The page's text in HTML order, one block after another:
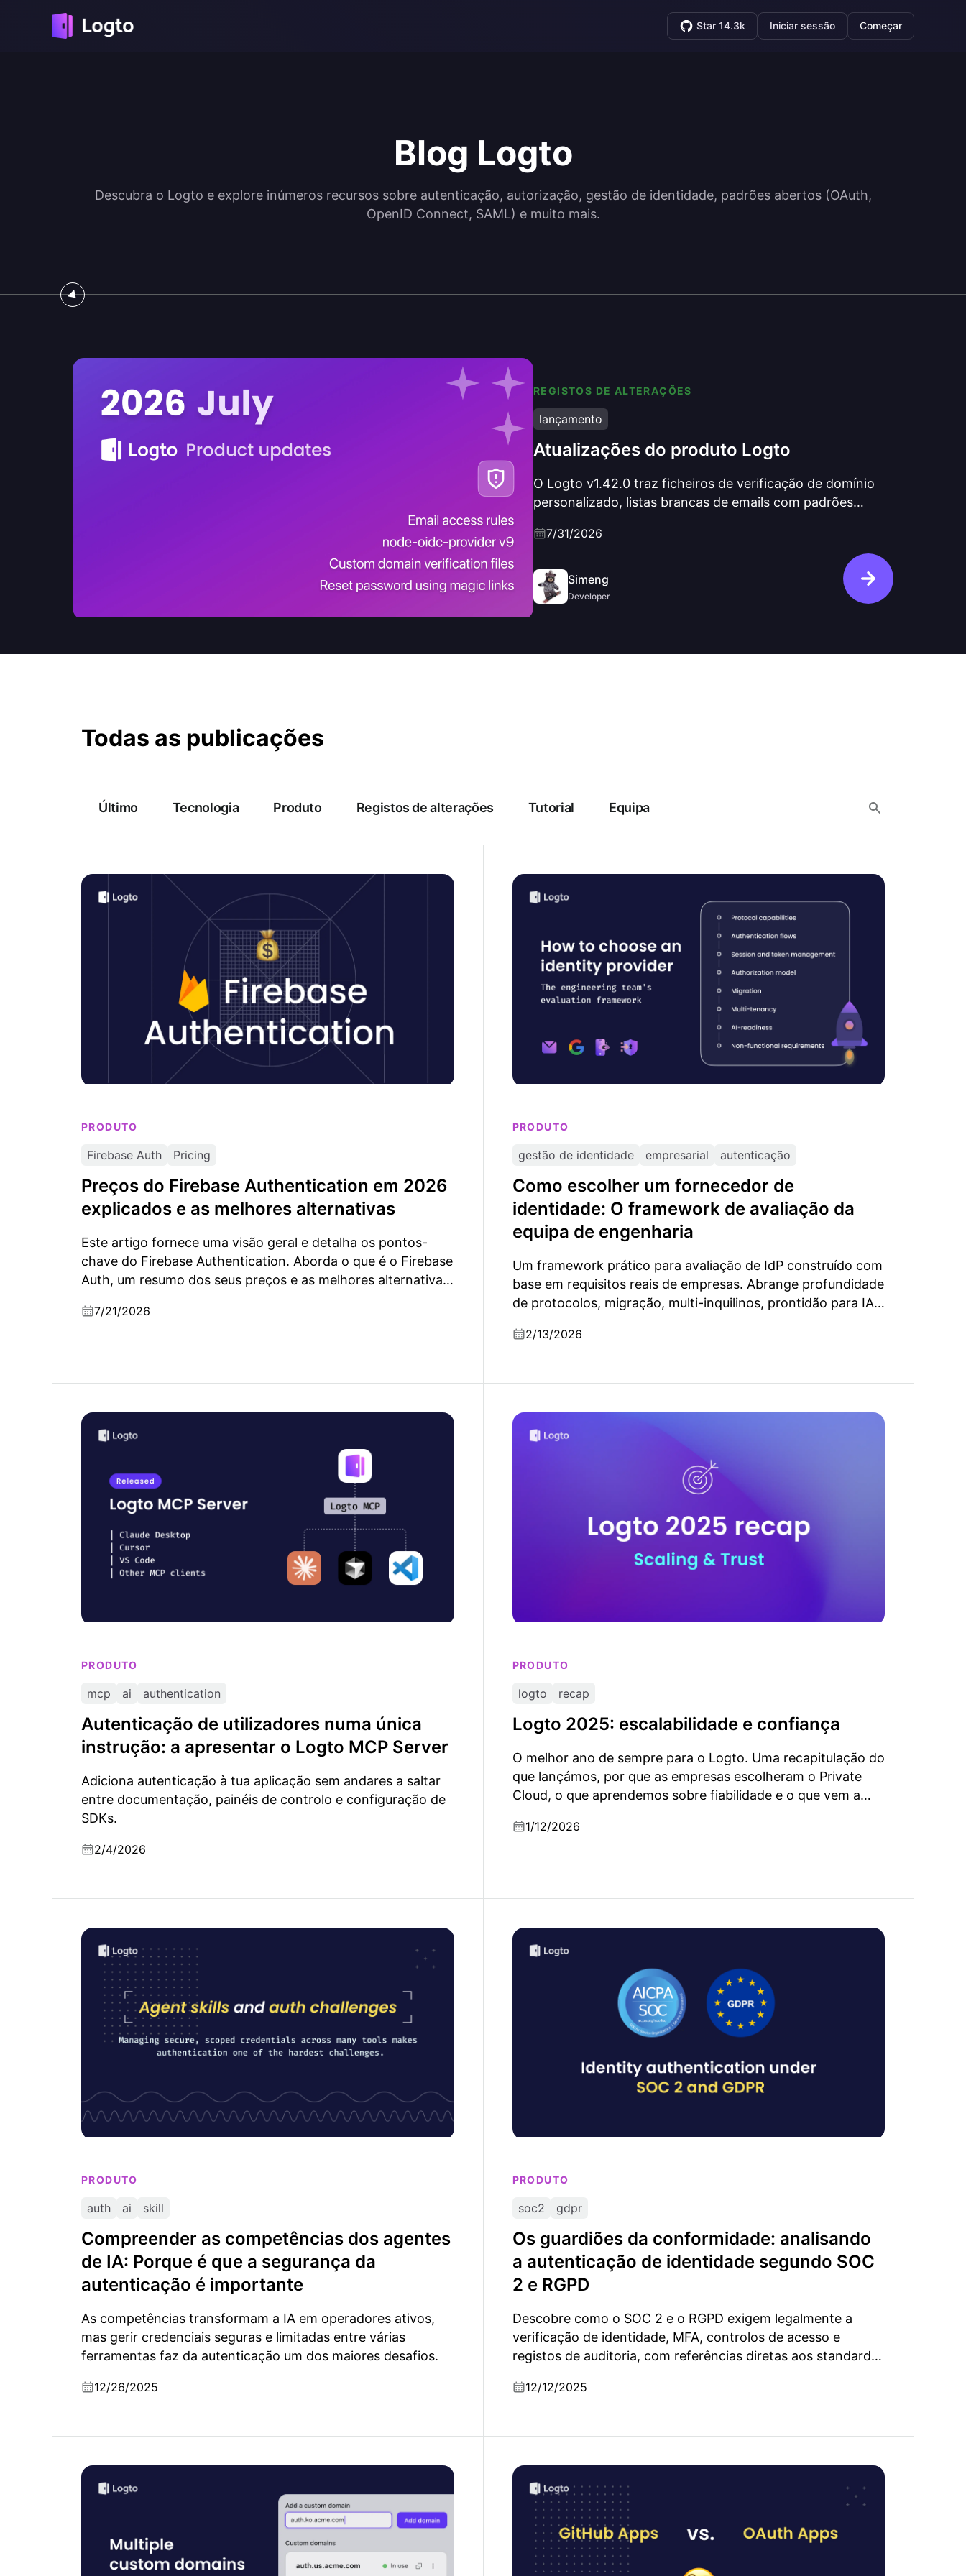
Star 14.3k Iniciar sessão Começar
Blog Logto
Descubra o Logto e explore inúmeros recursos sobre autenticação, autorização, gestão de identidade, padrões abertos (OAuth,
OpenID Connect, SAML) e muito mais.
REGISTOS DE ALTERAÇÕES
lançamento
Atualizações do produto Logto
O Logto v1.42.0 traz ficheiros de verificação de domínio
personalizado, listas brancas de emails com padrões
um webhook Grant.LimitExceeded e uma atualização no
protocolo com node-oidc-provider v9, Koa 3 e proteção
SSRF ativa por defeito.
7/31/2026
Simeng
Developer
Todas as publicações
Último Tecnologia Produto Registos de alterações Tutorial Equipa
PRODUTO
Firebase Auth Pricing
Preços do Firebase Authentication em 2026
explicados e as melhores alternativas
Este artigo fornece uma visão geral e detalha os pontos-
chave do Firebase Authentication. Aborda o que é o Firebase
Auth, um resumo dos seus preços e as melhores alternativas
7/21/2026
Preços do Firebase Authentication em 2026 explicados e as
melhores alternativas
PRODUTO
gestão de identidade empresarial autenticação
Como escolher um fornecedor de
identidade: O framework de avaliação da
equipa de engenharia
Um framework prático para avaliação de IdP construído com
base em requisitos reais de empresas. Abrange profundidade
de protocolos, migração, multi-inquilinos, prontidão para IA e
2/13/2026
Como escolher um fornecedor de identidade: O framework de
avaliação da equipa de engenharia
PRODUTO
mcp ai authentication
Autenticação de utilizadores numa única
instrução: a apresentar o Logto MCP Server
Adiciona autenticação à tua aplicação sem andares a saltar
entre documentação, painéis de controlo e configuração de
SDKs.
2/4/2026
Autenticação de utilizadores numa única instrução: a apresentar o
Logto MCP Server
PRODUTO
logto recap
Logto 2025: escalabilidade e confiança
O melhor ano de sempre para o Logto. Uma recapitulação do
que lançámos, por que as empresas escolheram o Private
Cloud, o que aprendemos sobre fiabilidade e o que vem a
1/12/2026
Logto 2025: escalabilidade e confiança
PRODUTO
auth ai skill
Compreender as competências dos agentes
de IA: Porque é que a segurança da
autenticação é importante
As competências transformam a IA em operadores ativos,
mas gerir credenciais seguras e limitadas entre várias
ferramentas faz da autenticação um dos maiores desafios.
12/26/2025
Compreender as competências dos agentes de IA: Porque é que a
segurança da autenticação é importante
PRODUTO
soc2 gdpr
Os guardiões da conformidade: analisando
a autenticação de identidade segundo SOC
2 e RGPD
Descobre como o SOC 2 e o RGPD exigem legalmente a
verificação de identidade, MFA, controlos de acesso e
registos de auditoria, com referências diretas aos standards
12/12/2025
Os guardiões da conformidade: analisando a autenticação de
identidade segundo SOC 2 e RGPD
O que é um domínio personalizado de autenticação e porque
interessa ter múltiplos domínios
GitHub Apps vs. OAuth Apps: Escolhe a ligação certa ao GitHub